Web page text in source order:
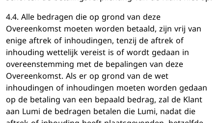
4.4. Alle bedragen die op grond van deze
Overeenkomst moeten worden betaald, zijn vrij van
enige aftrek of inhoudingen, tenzij de aftrek of
inhouding wettelijk vereist is of wordt gedaan in
overeenstemming met de bepalingen van deze
Overeenkomst. Als er op grond van de wet
inhoudingen of inhoudingen moeten worden gedaan
op de betaling van een bepaald bedrag, zal de Klant
aan Lumi de bedragen betalen die Lumi, nadat die